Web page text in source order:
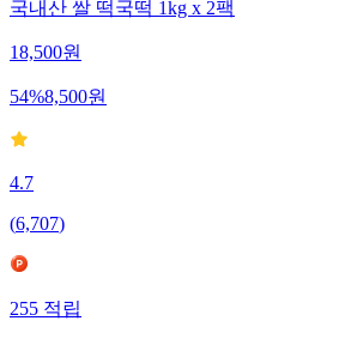
국내산 쌀 떡국떡 1kg x 2팩
18,500원
54%8,500원
4.7
(6,707)
255적립